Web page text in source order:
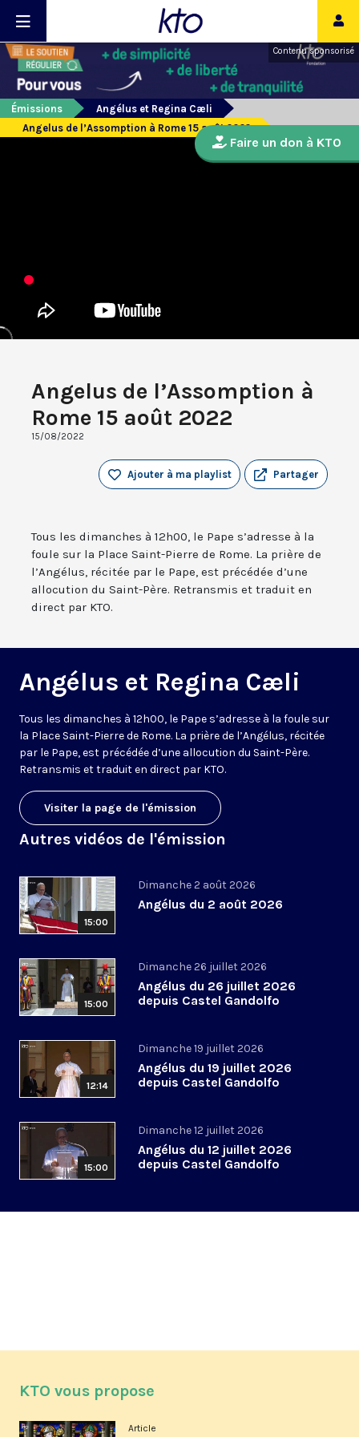
Contenu sponsorisé
Émissions
Angélus et Regina Cæli
Angelus de l’Assomption à Rome 15 août 2022
Angelus de l’Assomption à
Rome 15 août 2022
15/08/2022
Partager
Ajouter à ma playlist
Tous les dimanches à 12h00, le Pape s’adresse à la
foule sur la Place Saint-Pierre de Rome. La prière de
l’Angélus, récitée par le Pape, est précédée d’une
allocution du Saint-Père. Retransmis et traduit en
direct par KTO.
Angélus et Regina Cæli
Tous les dimanches à 12h00, le Pape s’adresse à la foule sur
la Place Saint-Pierre de Rome. La prière de l’Angélus, récitée
par le Pape, est précédée d’une allocution du Saint-Père.
Retransmis et traduit en direct par KTO.
Visiter la page de l'émission
Autres vidéos de l'émission
15:00
Dimanche 2 août 2026
Angélus du 2 août 2026
15:00
Dimanche 26 juillet 2026
Angélus du 26 juillet 2026
depuis Castel Gandolfo
12:14
Dimanche 19 juillet 2026
Angélus du 19 juillet 2026
depuis Castel Gandolfo
15:00
Dimanche 12 juillet 2026
Angélus du 12 juillet 2026
depuis Castel Gandolfo
Faire un don à KTO
KTO vous propose
Article